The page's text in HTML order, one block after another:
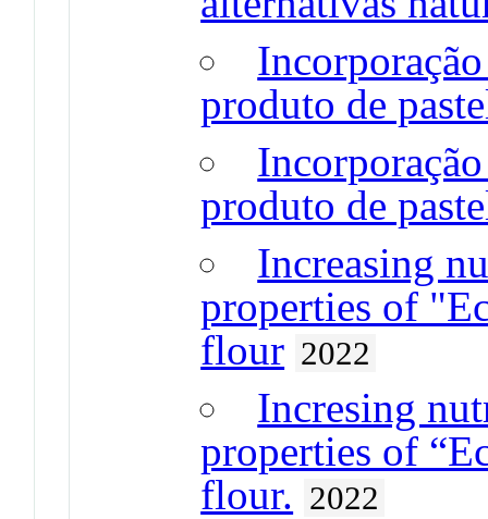
produto de
produto de
Increasing
properties of
flour 2022
Incresing
properties of
flour. 2022